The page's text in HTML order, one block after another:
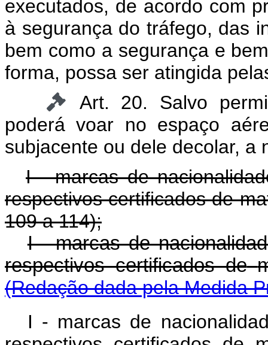
executados, de acordo com
à segurança do tráfego, das
bem como a segurança e
forma, possa ser atingida
Art. 20. Salvo
poderá voar no espaço
subjacente ou dele decolar, a
I - marcas de
respectivos certificados de
109 a 114);
I - marcas de
respectivos certificados de
(Redação dada pela Medida
I - marcas de